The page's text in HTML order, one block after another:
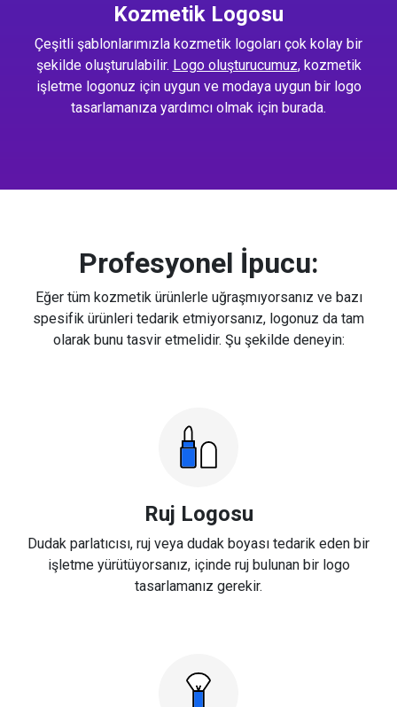
Kozmetik Logosu
Çeşitli şablonlarımızla kozmetik logoları çok kolay bir
şekilde oluşturulabilir. Logo oluşturucumuz, kozmetik
işletme logonuz için uygun ve modaya uygun bir logo
tasarlamanıza yardımcı olmak için burada.
Profesyonel İpucu:
Eğer tüm kozmetik ürünlerle uğraşmıyorsanız ve bazı
spesifik ürünleri tedarik etmiyorsanız, logonuz da tam
olarak bunu tasvir etmelidir. Şu şekilde deneyin:
Ruj Logosu
Dudak parlatıcısı, ruj veya dudak boyası tedarik eden bir
işletme yürütüyorsanız, içinde ruj bulunan bir logo
tasarlamanız gerekir.